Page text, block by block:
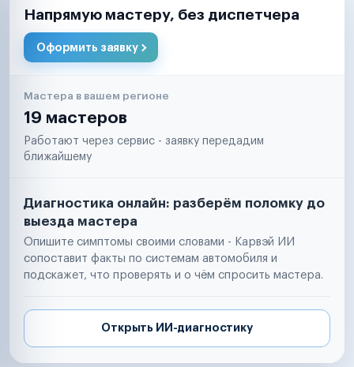
Напрямую мастеру, без диспетчера
Оформить заявку
Мастера в вашем регионе
19 мастеров
Работают через сервис - заявку передадим
ближайшему
Диагностика онлайн: разберём поломку до
выезда мастера
Опишите симптомы своими словами - Карвэй ИИ
сопоставит факты по системам автомобиля и
подскажет, что проверять и о чём спросить мастера.
Открыть ИИ-диагностику